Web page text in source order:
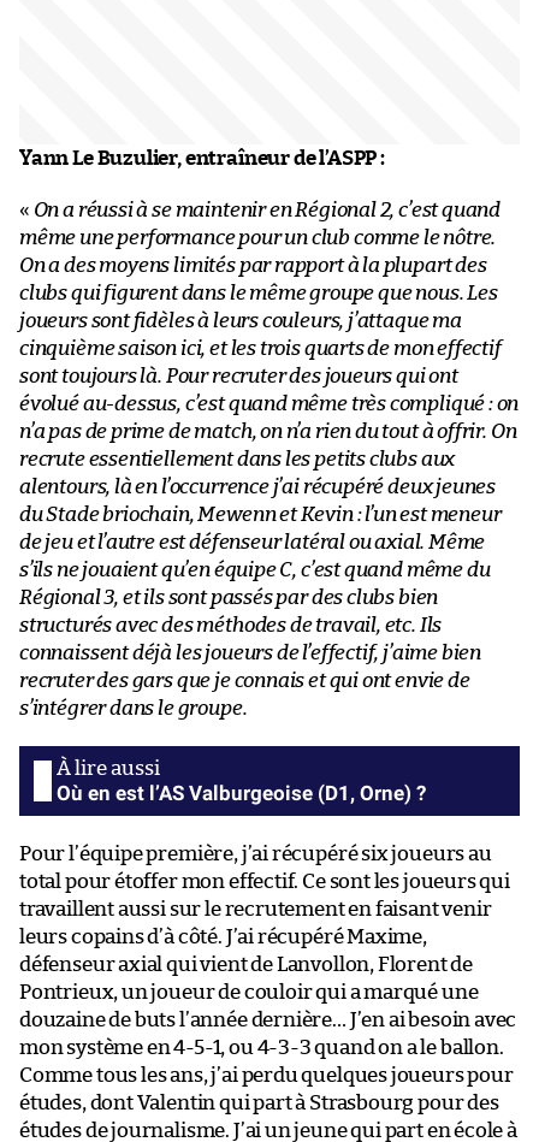
Yann Le Buzulier, entraîneur de l’ASPP :
« On a réussi à se maintenir en Régional 2, c’est quand
même une performance pour un club comme le nôtre.
On a des moyens limités par rapport à la plupart des
clubs qui figurent dans le même groupe que nous. Les
joueurs sont fidèles à leurs couleurs, j’attaque ma
cinquième saison ici, et les trois quarts de mon effectif
sont toujours là. Pour recruter des joueurs qui ont
évolué au-dessus, c’est quand même très compliqué : on
n’a pas de prime de match, on n’a rien du tout à offrir. On
recrute essentiellement dans les petits clubs aux
alentours, là en l’occurrence j’ai récupéré deux jeunes
du Stade briochain, Mewenn et Kevin : l’un est meneur
de jeu et l’autre est défenseur latéral ou axial. Même
s’ils ne jouaient qu’en équipe C, c’est quand même du
Régional 3, et ils sont passés par des clubs bien
structurés avec des méthodes de travail, etc. Ils
connaissent déjà les joueurs de l’effectif, j’aime bien
recruter des gars que je connais et qui ont envie de
s’intégrer dans le groupe.
Où en est l’AS Valburgeoise (D1, Orne) ?
Pour l’équipe première, j’ai récupéré six joueurs au
total pour étoffer mon effectif. Ce sont les joueurs qui
travaillent aussi sur le recrutement en faisant venir
leurs copains d’à côté. J’ai récupéré Maxime,
défenseur axial qui vient de Lanvollon, Florent de
Pontrieux, un joueur de couloir qui a marqué une
douzaine de buts l’année dernière… J’en ai besoin avec
mon système en 4-5-1, ou 4-3-3 quand on a le ballon.
Comme tous les ans, j’ai perdu quelques joueurs pour
études, dont Valentin qui part à Strasbourg pour des
études de journalisme. J’ai un jeune qui part en école à